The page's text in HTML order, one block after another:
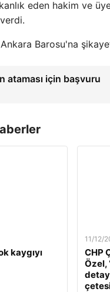
eden hakim ve
Barosu'na
için başvuru
kaygıyı
11/12/
CHP
Özel,